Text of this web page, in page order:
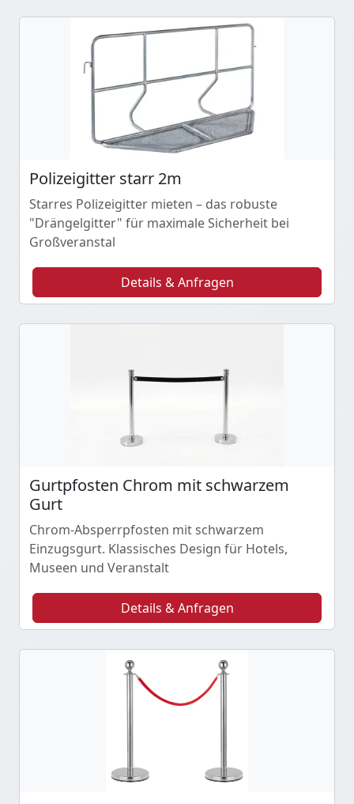
Polizeigitter starr 2m
Starres Polizeigitter mieten – das robuste
"Drängelgitter" für maximale Sicherheit bei
Großveranstal
Details & Anfragen
Gurtpfosten Chrom mit schwarzem
Gurt
Chrom-Absperrpfosten mit schwarzem
Einzugsgurt. Klassisches Design für Hotels,
Museen und Veranstalt
Details & Anfragen